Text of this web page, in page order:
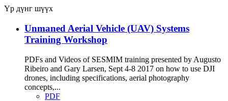
Үр дүнг шүүх
Unmaned Aerial Vehicle (UAV) Systems
Training Workshop
PDFs and Videos of SESMIM training presented by Augusto
Ribeiro and Gary Larsen, Sept 4-8 2017 on how to use DJI
drones, including specifications, aerial photography
concepts,...
PDF